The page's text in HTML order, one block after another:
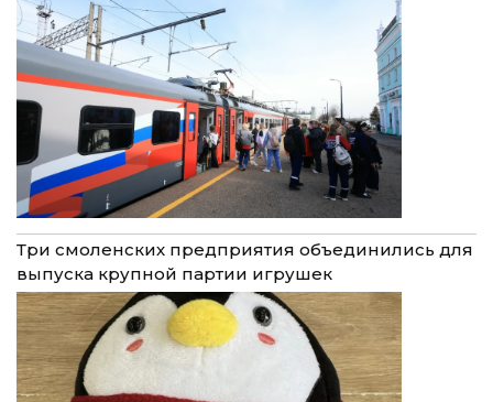
Три смоленских предприятия объединились для
выпуска крупной партии игрушек